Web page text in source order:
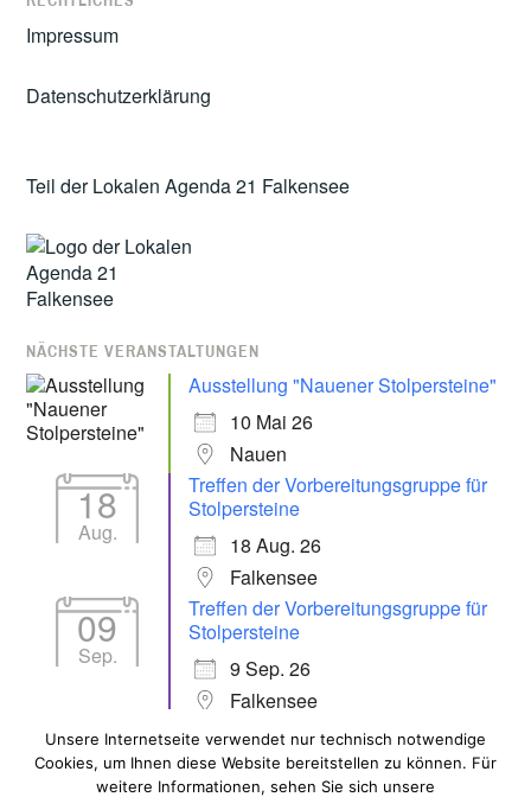
Impressum
Datenschutzerklärung
Teil der Lokalen Agenda 21 Falkensee
NÄCHSTE VERANSTALTUNGEN
Ausstellung "Nauener Stolpersteine"
10 Mai 26
Nauen
18
Aug.
Treffen der Vorbereitungsgruppe für
Stolpersteine
18 Aug. 26
Falkensee
09
Sep.
Treffen der Vorbereitungsgruppe für
Stolpersteine
9 Sep. 26
Falkensee
ALLE VERANSTALTUNGEN
Unsere Internetseite verwendet nur technisch notwendige
Cookies, um Ihnen diese Website bereitstellen zu können. Für
weitere Informationen, sehen Sie sich unsere